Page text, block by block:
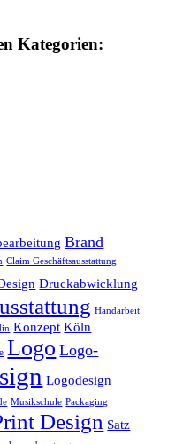
Kategorien:
Brand
Claim Geschäftsausstattung
Druckabwicklung
Handarbeit
Konzept Köln
Logo Logo-
Logodesign
Musikschule Packaging
Design Satz